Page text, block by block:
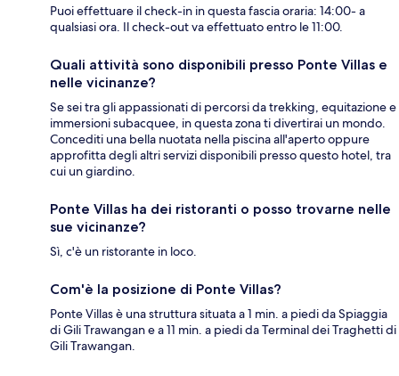
Puoi effettuare il check-in in questa fascia oraria: 14:00- a
qualsiasi ora. Il check-out va effettuato entro le 11:00.
Quali attività sono disponibili presso Ponte Villas e
nelle vicinanze?
Se sei tra gli appassionati di percorsi da trekking, equitazione e
immersioni subacquee, in questa zona ti divertirai un mondo.
Concediti una bella nuotata nella piscina all'aperto oppure
approfitta degli altri servizi disponibili presso questo hotel, tra
cui un giardino.
Ponte Villas ha dei ristoranti o posso trovarne nelle
sue vicinanze?
Sì, c'è un ristorante in loco.
Com'è la posizione di Ponte Villas?
Ponte Villas è una struttura situata a 1 min. a piedi da Spiaggia
di Gili Trawangan e a 11 min. a piedi da Terminal dei Traghetti di
Gili Trawangan.